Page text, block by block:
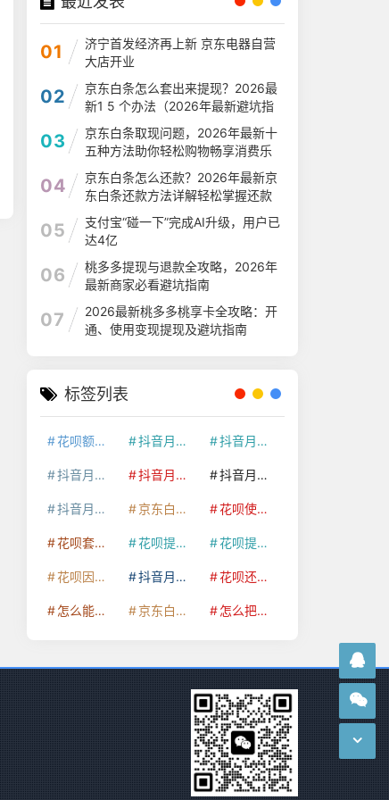
01
济宁首发经济再上新 京东电器自营
大店开业
02
京东白条怎么套出来提现？2026最
新1 5 个办法（2026年最新避坑指
南）
03
京东白条取现问题，2026年最新十
五种方法助你轻松购物畅享消费乐
趣
04
京东白条怎么还款？2026年最新京
东白条还款方法详解轻松掌握还款
流程
05
支付宝“碰一下”完成AI升级，用户已
达4亿
06
桃多多提现与退款全攻略，2026年
最新商家必看避坑指南
07
2026最新桃多多桃享卡全攻略：开
通、使用变现提现及避坑指南
标签列表
花呗额度提升 抖音月付套现24小时接单 抖音月付套现怎么套
抖音月付套现多少手续费 抖音月付套现商家有哪些 抖音月付套现30秒技巧
抖音月付套现最新方法 京东白条额度提升 花呗使用技巧
花呗套取现金最佳方法 花呗提额技巧 花呗提现怎么操作
花呗因为套现被限额了这种情况要多久才会好 抖音月付套现秒回100起 花呗还款技巧
怎么能把京东白条额度钱套出来 京东白条套出来手续费多少 怎么把京东白条的钱取出来